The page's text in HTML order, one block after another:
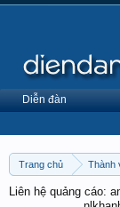
Trang chủ Thành
Liên hệ quảng cáo:
Diễn đàn